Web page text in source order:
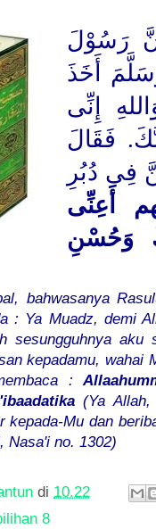
رَسُوْلَ
أَخَذَ
إِنِّى
فَقَالَ
فِى دُبُرِ
أَعِنِّى
وَحُسْنِ
bahwasanya
: Ya Muadz, demi
sesungguhnya aku
kepadamu, wahai
:
(Ya Allah,
kepada-Mu dan
Nasa'i no. 1302)
di 10.22
8